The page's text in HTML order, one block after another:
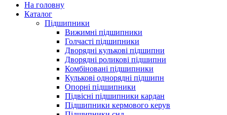
На головну
Каталог
Підшипники
Вижимні підшипники
Голчасті підшипники
Дворядні кулькові підшипни
Дворядні роликові підшипни
Комбіновані підшипники
Кулькові однорядні підшипн
Опорні підшипники
Підвісні підшипники кардан
Підшипники кермового керув